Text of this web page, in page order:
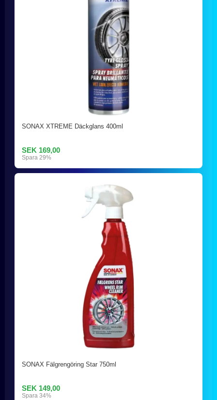
SONAX XTREME Däckglans 400ml
SEK 169,00
Spara 29%
SONAX Fälgrengöring Star 750ml
SEK 149,00
Spara 34%